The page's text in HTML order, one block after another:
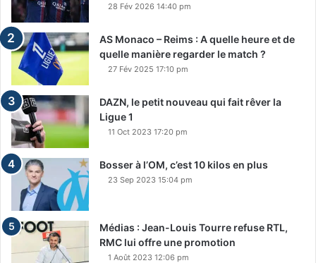
28 Fév 2026 14:40 pm
AS Monaco – Reims : A quelle heure et de
quelle manière regarder le match ?
27 Fév 2025 17:10 pm
DAZN, le petit nouveau qui fait rêver la
Ligue 1
11 Oct 2023 17:20 pm
Bosser à l’OM, c’est 10 kilos en plus
23 Sep 2023 15:04 pm
Médias : Jean-Louis Tourre refuse RTL,
RMC lui offre une promotion
1 Août 2023 12:06 pm